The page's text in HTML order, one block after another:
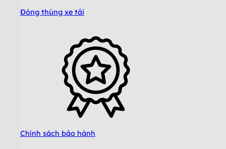
Đóng thùng xe tải
Chính sách bảo hành